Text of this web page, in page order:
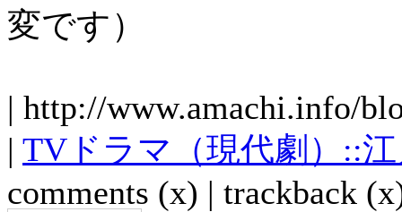
変です）
| http://www.amachi.info/
| TVドラマ（現代劇）::
comments (x) | trackback